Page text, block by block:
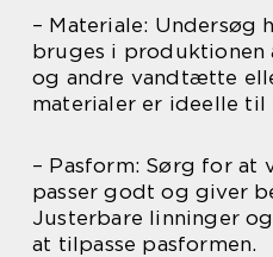
– Materiale: Undersøg
bruges i produktionen
og andre vandtætte
materialer er ideelle
– Pasform: Sørg for at
passer godt og giver
Justerbare linninger
at tilpasse pasformen.